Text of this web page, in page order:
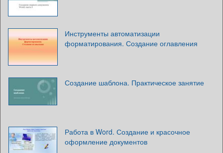
Инструменты автоматизации
форматирования. Создание оглавления
Создание шаблона. Практическое занятие
Работа в Word. Создание и красочное
оформление документов